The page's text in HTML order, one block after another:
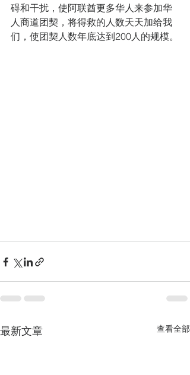
碍和干扰，使阿联酋更多华人来参加华
人商道团契，将得救的人数天天加给我
们，使团契人数年底达到200人的规模。
最新文章 查看全部